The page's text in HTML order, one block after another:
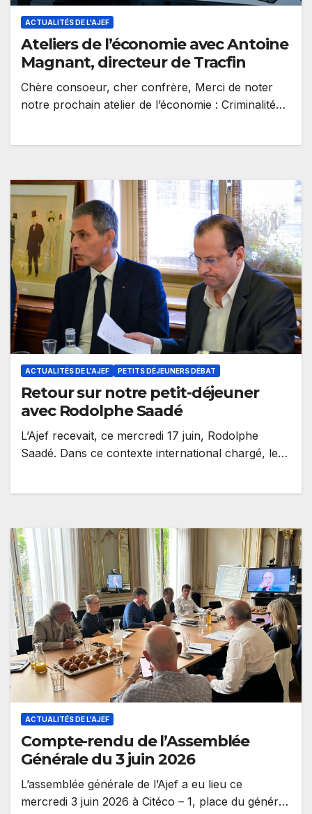
ACTUALITÉS DE L'AJEF
Ateliers de l’économie avec Antoine
Magnant, directeur de Tracfin
Chère consoeur, cher confrère, Merci de noter
notre prochain atelier de l’économie : Criminalité
ACTUALITÉS DE L'AJEF PETITS DÉJEUNERS DÉBAT
Retour sur notre petit-déjeuner
avec Rodolphe Saadé
L’Ajef recevait, ce mercredi 17 juin, Rodolphe
Saadé. Dans ce contexte international chargé, le
ACTUALITÉS DE L'AJEF
Compte-rendu de l’Assemblée
Générale du 3 juin 2026
L’assemblée générale de l’Ajef a eu lieu ce
mercredi 3 juin 2026 à Citéco – 1, place du général